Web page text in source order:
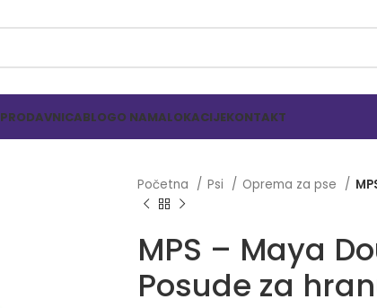
PRODAVNICABLOGO NAMALOKACIJEKONTAKT
Početna Psi Oprema za pse
MPS – Maya
Posude za